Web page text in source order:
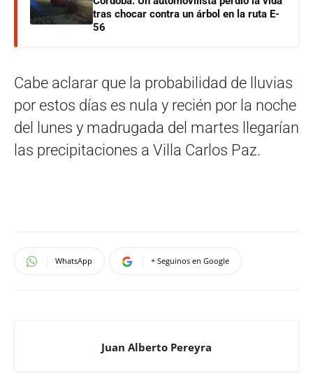
tras chocar contra un árbol en la ruta E-
56
Cabe aclarar que la probabilidad de lluvias
por estos días es nula y recién por la noche
del lunes y madrugada del martes llegarían
las precipitaciones a Villa Carlos Paz.
WhatsApp + Seguinos en Google
Juan Alberto Pereyra